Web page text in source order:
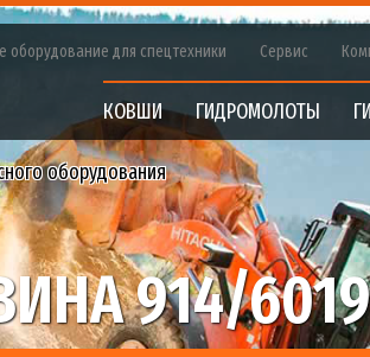
оборудование для спецтехники Сервис
КОВШИ ГИДРОМОЛОТЫ
оборудования
914/